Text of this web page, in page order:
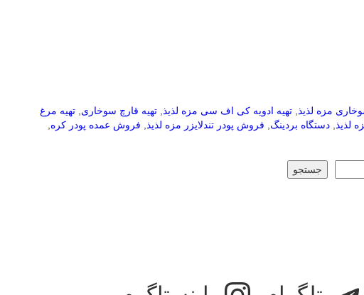
مزه لذیذ ,تهیه ادویه کی اف سی مزه لذیذ ,تهیه قارچ سوخاری ,تهیه مرغ
لذیذ ,دستگاه بردینگ فروش پودر تندلایزر مزه لذیذ فروش عمده پودر کره
جستجو